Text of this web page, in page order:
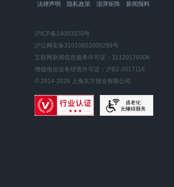
法律声明 隐私政策 澎湃矩阵 新闻报料
沪ICP备14003370号
沪公网安备31010602000299号
互联网新闻信息服务许可证：31120170006
增值电信业务经营许可证：沪B2-2017116
© 2014-2026 上海东方报业有限公司